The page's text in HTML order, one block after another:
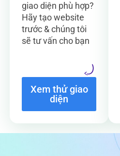
giao diện phù hợp?
Hãy tạo website
trước & chúng tôi
sẽ tư vấn cho bạn
Xem thử giao
diện